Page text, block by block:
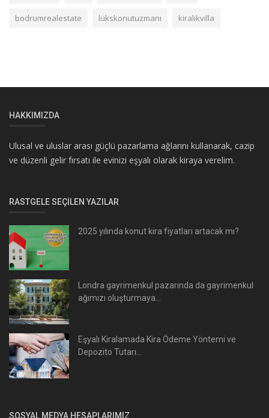
bodrumrealestate lükskonutuzmanı kiralıkvilla
HAKKIMIZDA
Ulusal ve uluslar arası güçlü pazarlama ağlarını kullanarak, cazip
ve düzenli gelir fırsatı ile evinizi eşyalı olarak kiraya verelim.
RASTGELE SEÇILEN YAZILAR
2025 yılında konut kira fiyatları artacak mı?
Londra gayrimenkul pazarında da gayrimenkul
ağımızı oluşturmaya...
Eşyalı Kiralamada Kira Ödeme Yöntemi ve
Depozito Tutarı...
SOSYAL MEDYA HESAPLARIMIZ